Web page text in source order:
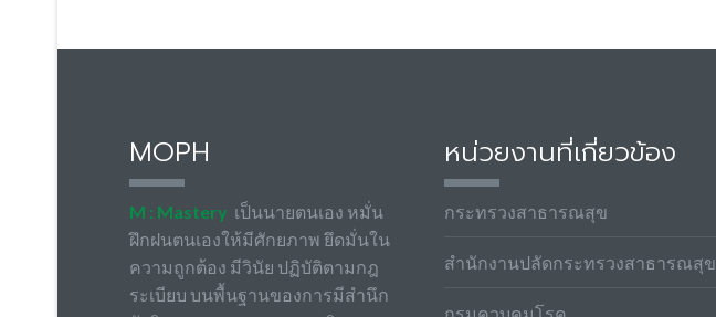
MOPH
M : Mastery เป็นนายตนเอง หมั่น
ฝึกฝนตนเองให้มีศักยภาพ ยึดมั่นใน
ความถูกต้อง มีวินัย ปฏิบัติตามกฎ
ระเบียบ บนพื้นฐานของการมีสำนึก
หน่วยงานที่เกี่ยวข้อง
กระทรวงสาธารณสุข
สำนักงานปลัดกระทรวงสาธารณสุข